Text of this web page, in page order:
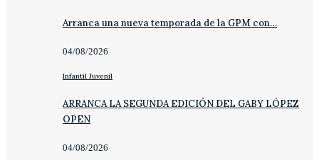
Arranca una nueva temporada de la GPM con…
04/08/2026
Infantil Juvenil
ARRANCA LA SEGUNDA EDICIÓN DEL GABY LÓPEZ
OPEN
04/08/2026